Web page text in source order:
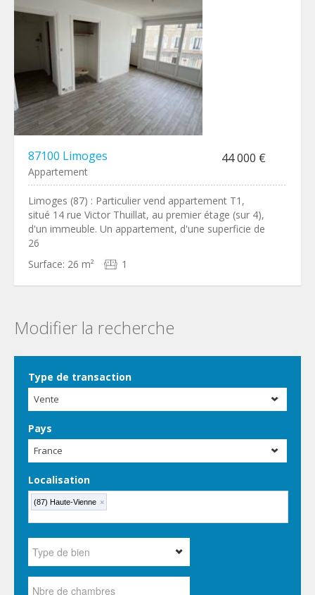
87100 Limoges 44 000 €
Appartement
Limoges (87) : Particulier vend appartement T1,
situé 14 rue Victor Thuillat, au premier étage (sur 4),
d'un immeuble. Un appartement, d'une superficie de
26
Surface: 26 m² 1
Modifier la recherche
Type de transaction
Vente
Pays
France
Localisation
(87) Haute-Vienne ×